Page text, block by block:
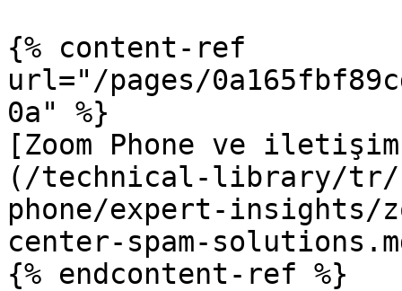
{% content-ref
url="/pages/
0a" %}
[Zoom Phone ve
(/technical-library/tr/
phone/expert-insights/
center-spam-
{% endcontent-ref %}